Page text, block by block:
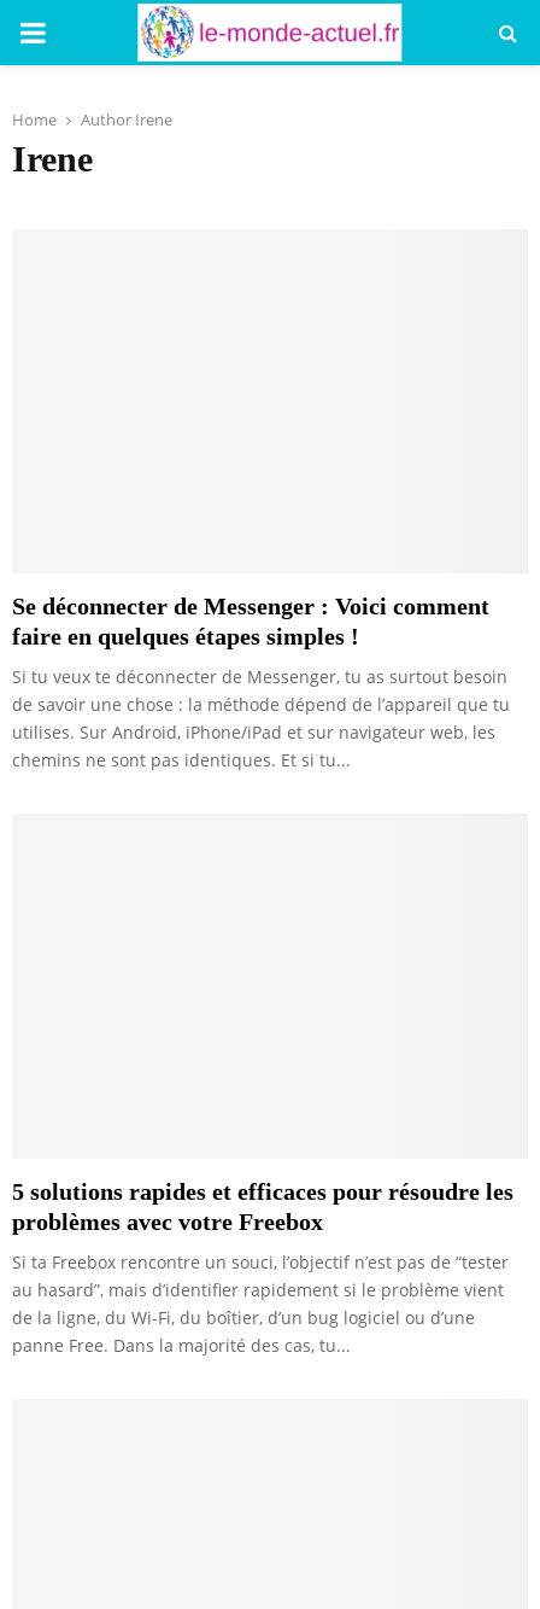
PRIMARY
Home Author Irene
Irene
Se déconnecter de Messenger : Voici comment
faire en quelques étapes simples !
Si tu veux te déconnecter de Messenger, tu as surtout besoin
de savoir une chose : la méthode dépend de l’appareil que tu
utilises. Sur Android, iPhone/iPad et sur navigateur web, les
chemins ne sont pas identiques. Et si tu...
5 solutions rapides et efficaces pour résoudre les
problèmes avec votre Freebox
Si ta Freebox rencontre un souci, l’objectif n’est pas de “tester
au hasard”, mais d’identifier rapidement si le problème vient
de la ligne, du Wi‑Fi, du boîtier, d’un bug logiciel ou d’une
panne Free. Dans la majorité des cas, tu...